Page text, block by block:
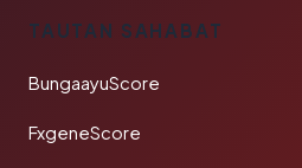
TAUTAN SAHABAT
BungaayuScore
FxgeneScore